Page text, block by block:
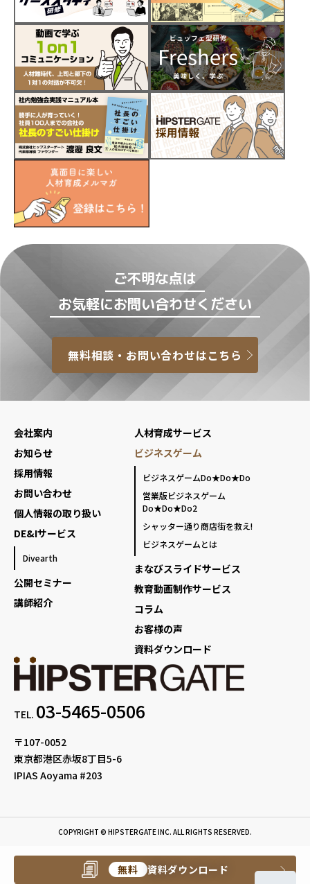
無料 資料ダウンロード
ご不明な点は
お気軽にお問い合わせください
無料相談・お問い合わせはこちら
TEL. 03-5465-0506
〒107-0052
東京都港区赤坂8丁目5-6
IPIAS Aoyama #203
会社案内
お知らせ
採用情報
お問い合わせ
個人情報の取り扱い
DE&Iサービス
Divearth
公開セミナー
講師紹介
人材育成サービス
ビジネスゲーム
ビジネスゲームDo★Do★Do
営業版ビジネスゲーム
Do★Do★Do2
シャッター通り商店街を救え!
ビジネスゲームとは
まなびスライドサービス
教育動画制作サービス
コラム
お客様の声
資料ダウンロード
COPYRIGHT © HIPSTERGATE INC. ALL RIGHTS RESERVED.